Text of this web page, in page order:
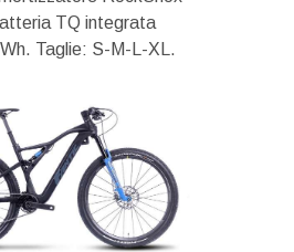
TQ integrata
Taglie: S-M-L-XL.